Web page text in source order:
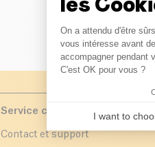
Service client
Contact et support
Consent
On a attendu d'être
vous intéresse avant
accompagner pendant
C'est OK pour vous ?
I want to